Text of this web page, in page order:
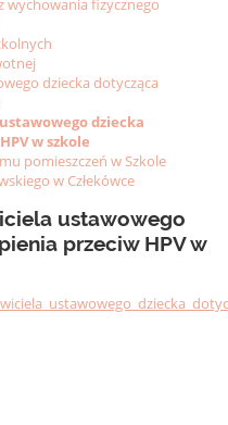
wychowania fizycznego
dziecka dotycząca
dziecka
w szkole
pomieszczeń w Szkole
w Człekówce
ustawowego
przeciw HPV w